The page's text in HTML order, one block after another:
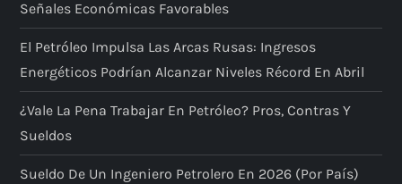
Señales Económicas Favorables
El Petróleo Impulsa Las Arcas Rusas: Ingresos
Energéticos Podrían Alcanzar Niveles Récord En Abril
¿Vale La Pena Trabajar En Petróleo? Pros, Contras Y
Sueldos
Sueldo De Un Ingeniero Petrolero En 2026 (por País)